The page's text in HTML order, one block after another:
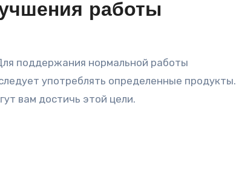
работы
поддержания нормальной работы
употреблять определенные продукты.
вам достичь этой цели.